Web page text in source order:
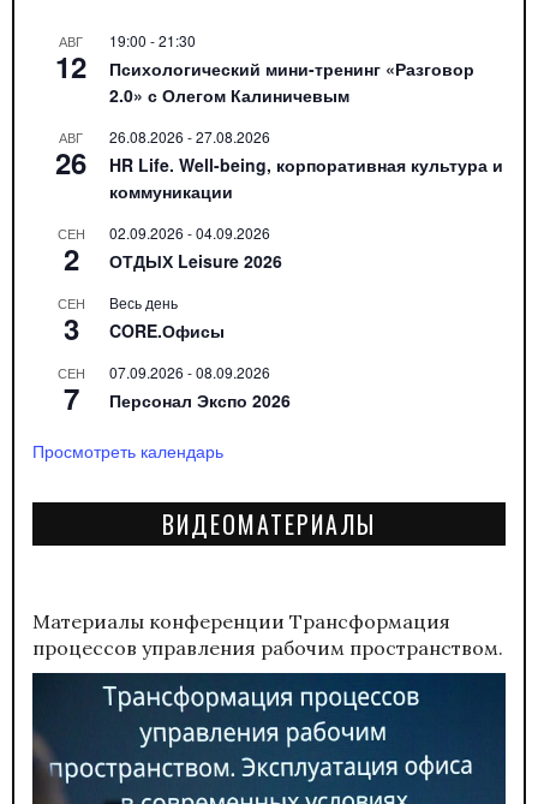
АВГ
12
19:00 -21:30
Психологический мини-тренинг «Разговор
2.0» с Олегом Калиничевым
АВГ
26
26.08.2026 -27.08.2026
HR Life. Well-being, корпоративная культура и
коммуникации
СЕН
2
02.09.2026 -04.09.2026
ОТДЫХ Leisure 2026
СЕН
3
Весь день
CORE.Офисы
СЕН
7
07.09.2026 -08.09.2026
Персонал Экспо 2026
Просмотреть календарь
ВИДЕОМАТЕРИАЛЫ
Материалы конференции Трансформация
процессов управления рабочим пространством.